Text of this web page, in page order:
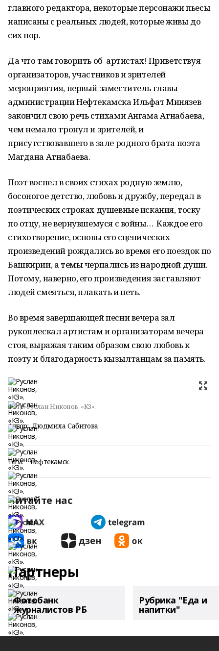
главного редактора, некоторые персонажи пьесы
написаны с реальных людей, которые живы до
сих пор.
Да что там говорить об артистах! Приветствуя
организаторов, участников и зрителей
мероприятия, первый заместитель главы
администрации Нефтекамска Ильфат Минязев
закончил свою речь стихами Ангама Атнабаева,
чем немало тронул и зрителей, и
присутствовавшего в зале родного брата поэта
Магдана Атнабаева.
Поэт воспел в своих стихах родную землю,
босоногое детство, любовь и дружбу, передал в
поэтических строках душевные искания, тоску
по отцу, не вернувшемуся с войны… Каждое его
стихотворение, основы его сценических
произведений рождались во время его поездок по
Башкирии, а темы черпались из народной души.
Потому, наверно, его произведения заставляют
людей смеяться, плакать и петь.
Во время завершающей песни вечера зал
рукоплескал артистам и организаторам вечера
стоя, выражая таким образом свою любовь к
поэту и благодарность кызылтанцам за память.
Фото: Руслан Никонов, «КЗ».
Автор: Людмила Сабитова
Теги: нефтекамск
Читайте нас
Партнеры
Фотобанк
журналистов РБ
Рубрика "Еда и
напитки"